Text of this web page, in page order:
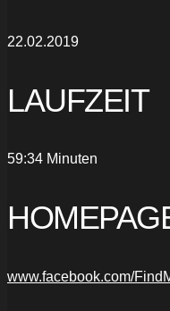
22.02.2019
LAUFZEIT
59:34 Minuten
www.facebook.com/